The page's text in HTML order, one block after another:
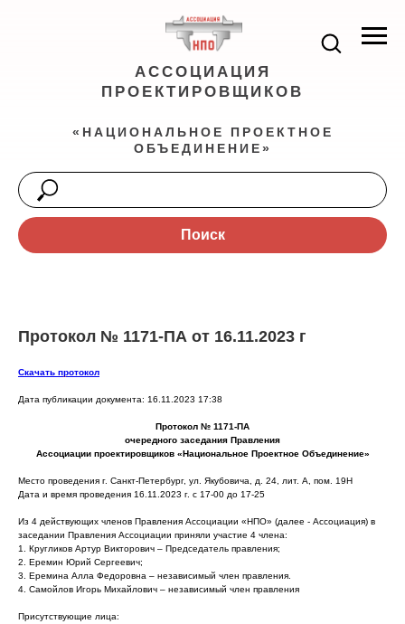
АССОЦИАЦИЯ
ПРОЕКТИРОВЩИКОВ
«НАЦИОНАЛЬНОЕ ПРОЕКТНОЕ
ОБЪЕДИНЕНИЕ»
Поиск
Протокол № 1171-ПА от 16.11.2023 г
Скачать протокол
Дата публикации документа: 16.11.2023 17:38
Протокол № 1171-ПА
очередного заседания Правления
Ассоциации проектировщиков «Национальное Проектное Объединение»
Место проведения г. Санкт-Петербург, ул. Якубовича, д. 24, лит. А, пом. 19Н
Дата и время проведения 16.11.2023 г. с 17-00 до 17-25
Из 4 действующих членов Правления Ассоциации «НПО» (далее - Ассоциация) в
заседании Правления Ассоциации приняли участие 4 члена:
1. Кругликов Артур Викторович – Председатель правления;
2. Еремин Юрий Сергеевич;
3. Еремина Алла Федоровна – независимый член правления.
4. Самойлов Игорь Михайлович – независимый член правления
Присутствующие лица: